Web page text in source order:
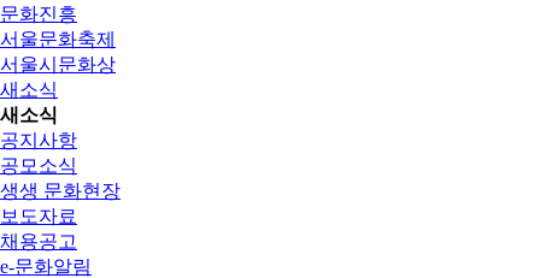
문화진흥
서울문화축제
서울시문화상
새소식
새소식
공지사항
공모소식
생생 문화현장
보도자료
채용공고
e-문화알림